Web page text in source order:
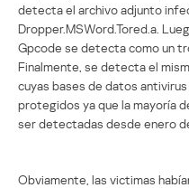
detecta el archivo adjunto
Dropper.MSWord.Tored.a.
Gpcode se detecta como un
Finalmente, se detecta el
cuyas bases de datos
protegidos ya que la mayoría
ser detectadas desde enero
Obviamente, las victimas